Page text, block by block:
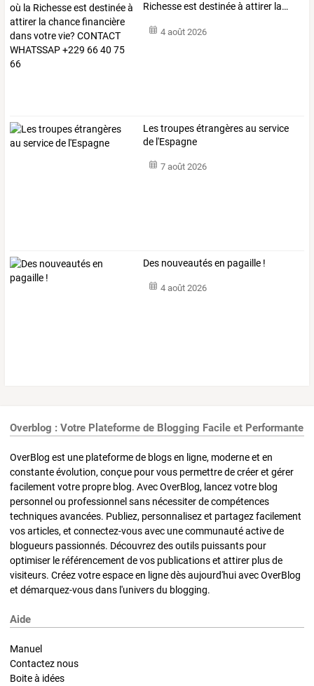
Richesseest destinéeà attirer la…
4 août 2026
Les troupes étrangères au service
de l'Espagne
7 août 2026
Des nouveautés en pagaille !
4 août 2026
Overblog : Votre Plateforme de Blogging Facile et Performante
OverBlog est une plateforme de blogs en ligne, moderne et en
constante évolution, conçue pour vous permettre de créer et gérer
facilement votre propre blog. Avec OverBlog, lancez votre blog
personnel ou professionnel sans nécessiter de compétences
techniques avancées. Publiez, personnalisez et partagez facilement
vos articles, et connectez-vous avec une communauté active de
blogueurs passionnés. Découvrez des outils puissants pour
optimiser le référencement de vos publications et attirer plus de
visiteurs. Créez votre espace en ligne dès aujourd'hui avec OverBlog
et démarquez-vous dans l'univers du blogging.
Aide
Manuel
Contactez nous
Boite à idées